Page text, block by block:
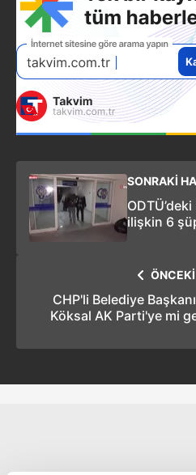
SONRAKİ
ilişkin 6
CHP'li Belediye
Köksal AK Parti'ye mi